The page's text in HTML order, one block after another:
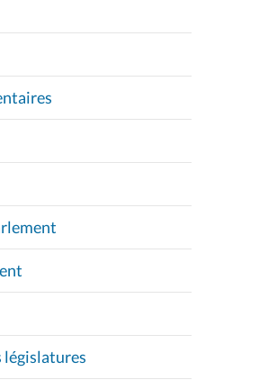
législatures